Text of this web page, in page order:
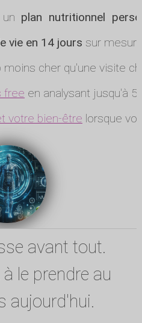
plan nutritionnel
vie en 14 jours sur
moins cher qu'une visite
free en analysant jusqu'à
votre bien-être lorsque
avant tout.
le prendre au
aujourd'hui.